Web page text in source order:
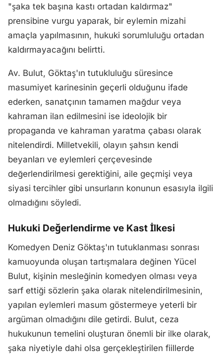
"şaka tek başına kastı ortadan kaldırmaz"
prensibine vurgu yaparak, bir eylemin mizahi
amaçla yapılmasının, hukuki sorumluluğu ortadan
kaldırmayacağını belirtti.
Av. Bulut, Göktaş'ın tutukluluğu süresince
masumiyet karinesinin geçerli olduğunu ifade
ederken, sanatçının tamamen mağdur veya
kahraman ilan edilmesini ise ideolojik bir
propaganda ve kahraman yaratma çabası olarak
nitelendirdi. Milletvekili, olayın şahsın kendi
beyanları ve eylemleri çerçevesinde
değerlendirilmesi gerektiğini, aile geçmişi veya
siyasi tercihler gibi unsurların konunun esasıyla ilgili
olmadığını söyledi.
Hukuki Değerlendirme ve Kast İlkesi
Komedyen Deniz Göktaş'ın tutuklanması sonrası
kamuoyunda oluşan tartışmalara değinen Yücel
Bulut, kişinin mesleğinin komedyen olması veya
sarf ettiği sözlerin şaka olarak nitelendirilmesinin,
yapılan eylemleri masum göstermeye yeterli bir
argüman olmadığını dile getirdi. Bulut, ceza
hukukunun temelini oluşturan önemli bir ilke olarak,
şaka niyetiyle dahi olsa gerçekleştirilen fiillerde